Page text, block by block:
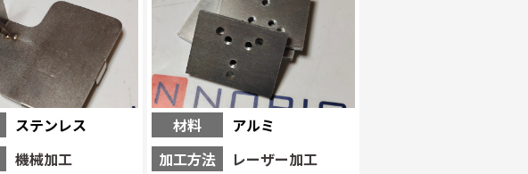
ステンレス
機械加工
材料
アルミ
加工方法
レーザー加工